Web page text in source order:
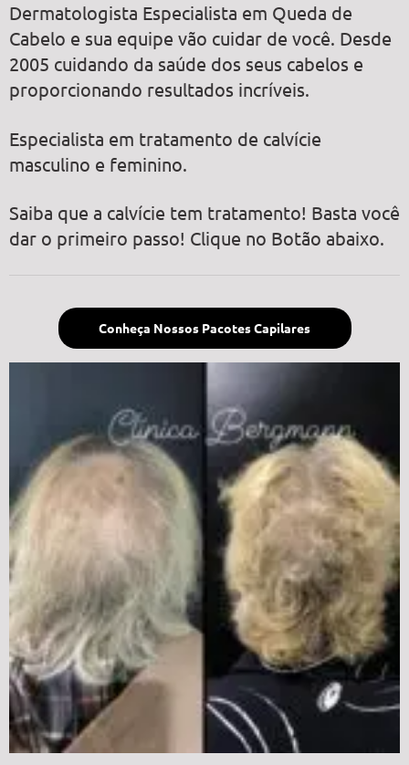
Dermatologista Especialista em Queda de
Cabelo e sua equipe vão cuidar de você. Desde
2005 cuidando da saúde dos seus cabelos e
proporcionando resultados incríveis.
Especialista em tratamento de calvície
masculino e feminino.
Saiba que a calvície tem tratamento! Basta você
dar o primeiro passo! Clique no Botão abaixo.
Conheça Nossos Pacotes Capilares